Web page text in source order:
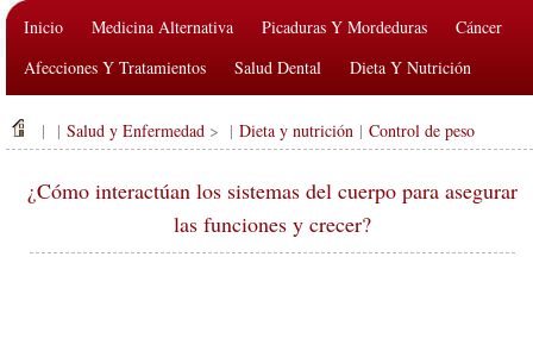
Inicio Medicina Alternativa Picaduras Y Mordeduras
Cáncer
Afecciones Y Tratamientos
Salud Dental
Dieta Y Nutrición
Salud Pública Y Seguridad
Cirugías Y Procedimientos Salud
| | Salud y Enfermedad > | Dieta y nutrición | Control de peso
¿Cómo interactúan los sistemas del cuerpo para asegurar
las funciones y crecer?